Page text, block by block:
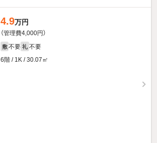
4.9万円
（管理費4,000円）
敷 不要 礼 不要
6階 / 1K / 30.07㎡